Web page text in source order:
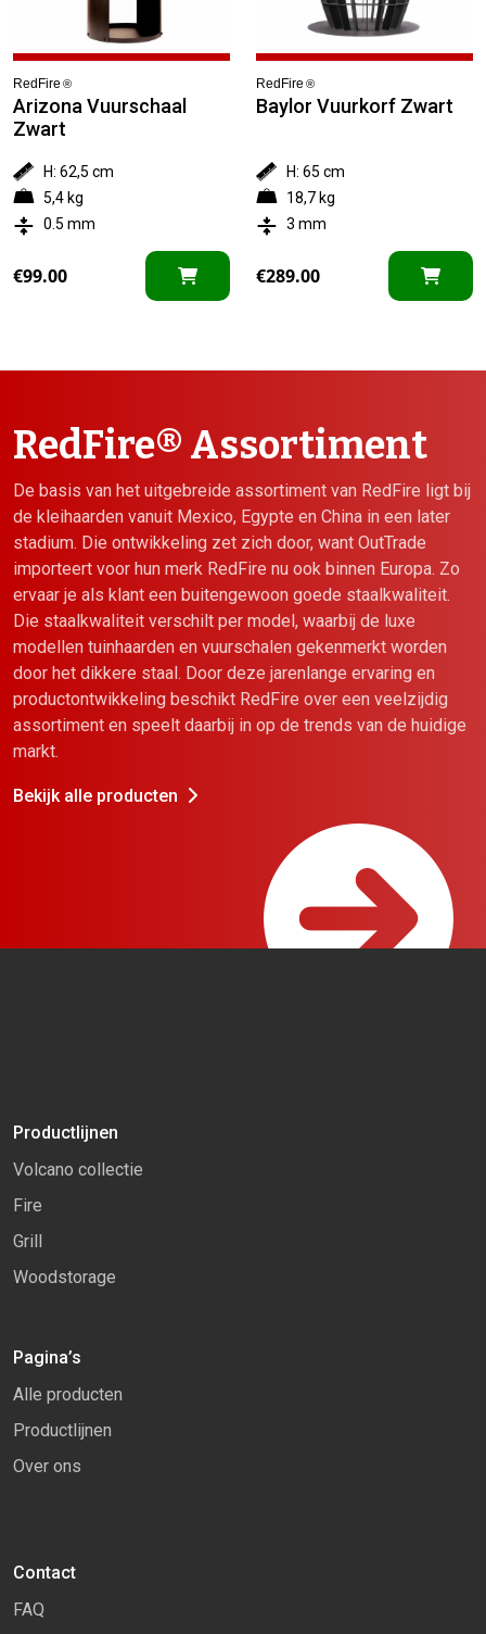
RedFire ®
Arizona Vuurschaal
Zwart
H: 62,5 cm
5,4 kg
0.5 mm
€99.00
RedFire ®
Baylor Vuurkorf Zwart
H: 65 cm
18,7 kg
3 mm
€289.00
RedFire® Assortiment
De basis van het uitgebreide assortiment van RedFire ligt bij
de kleihaarden vanuit Mexico, Egypte en China in een later
stadium. Die ontwikkeling zet zich door, want OutTrade
importeert voor hun merk RedFire nu ook binnen Europa. Zo
ervaar je als klant een buitengewoon goede staalkwaliteit.
Die staalkwaliteit verschilt per model, waarbij de luxe
modellen tuinhaarden en vuurschalen gekenmerkt worden
door het dikkere staal. Door deze jarenlange ervaring en
productontwikkeling beschikt RedFire over een veelzijdig
assortiment en speelt daarbij in op de trends van de huidige
markt.
Bekijk alle producten
Productlijnen
Volcano collectie
Fire
Grill
Woodstorage
Pagina’s
Alle producten
Productlijnen
Over ons
Contact
FAQ